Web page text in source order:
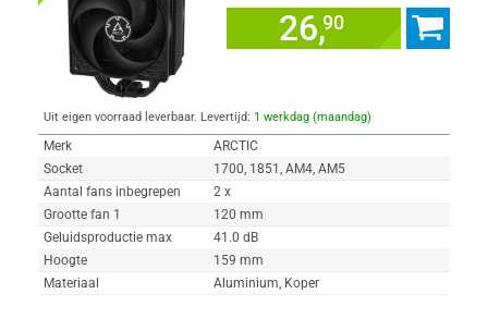
26,90
Uit eigen voorraad leverbaar. Levertijd: 1 werkdag (maandag)
Merk
ARCTIC
Socket
1700, 1851, AM4, AM5
Aantal fans inbegrepen
2 x
Grootte fan 1
120 mm
Geluidsproductie max
41.0 dB
Hoogte
159 mm
Materiaal
Aluminium, Koper